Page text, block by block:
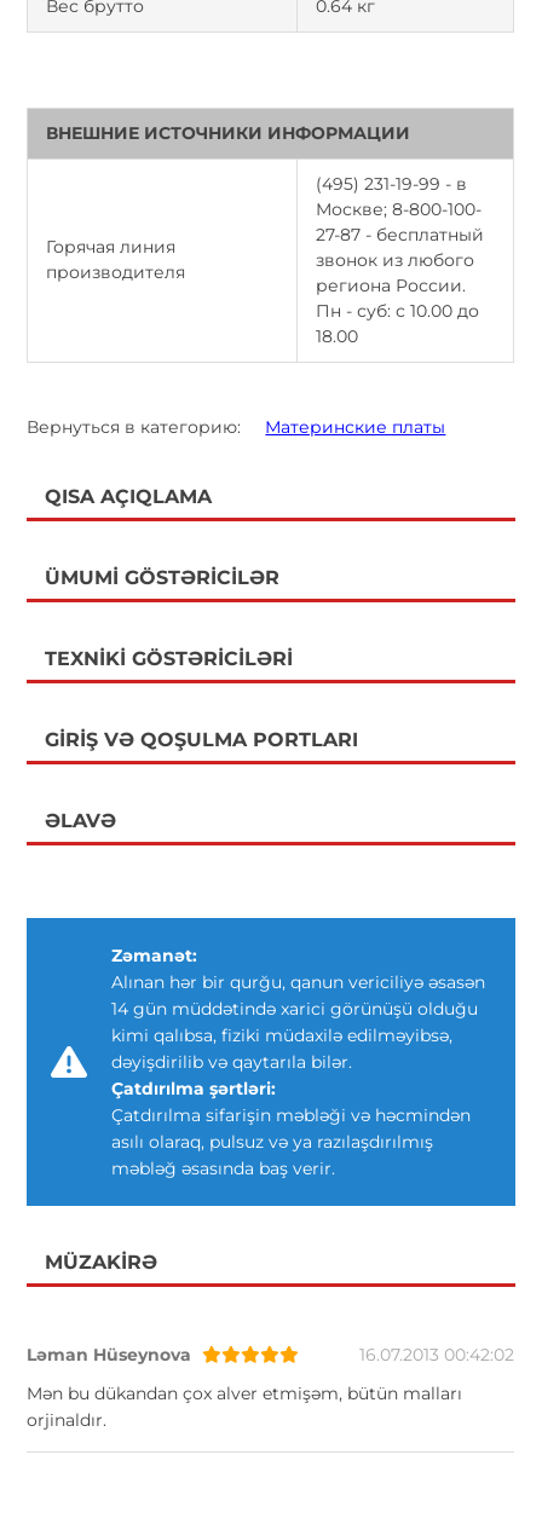
Вес брутто 0.64 кг
ВНЕШНИЕ ИСТОЧНИКИ ИНФОРМАЦИИ
Горячая линия
производителя
(495) 231-19-99 - в
Москве; 8-800-100-
27-87 - бесплатный
звонок из любого
региона России.
Пн - суб: с 10.00 до
18.00
Вернуться в категорию: Материнские платы
QISA AÇIQLAMA
ÜMUMI GÖSTƏRICILƏR
TEXNIKI GÖSTƏRICILƏRI
GIRIŞ VƏ QOŞULMA PORTLARI
ƏLAVƏ
Zəmanət:
Alınan hər bir qurğu, qanun vericiliyə əsasən
14 gün müddətində xarici görünüşü olduğu
kimi qalıbsa, fiziki müdaxilə edilməyibsə,
dəyişdirilib və qaytarıla bilər.
Çatdırılma şərtləri:
Çatdırılma sifarişin məbləği və həcmindən
asılı olaraq, pulsuz və ya razılaşdırılmış
məbləğ əsasında baş verir.
MÜZAKIRƏ
Ləman Hüseynova
16.07.2013 00:42:02
Mən bu dükandan çox alver etmişəm, bütün malları
orjinaldır.